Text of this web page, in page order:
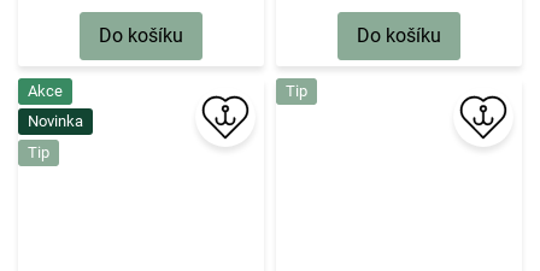
Do košíku Do košíku
Akce
Novinka
Tip
Tip